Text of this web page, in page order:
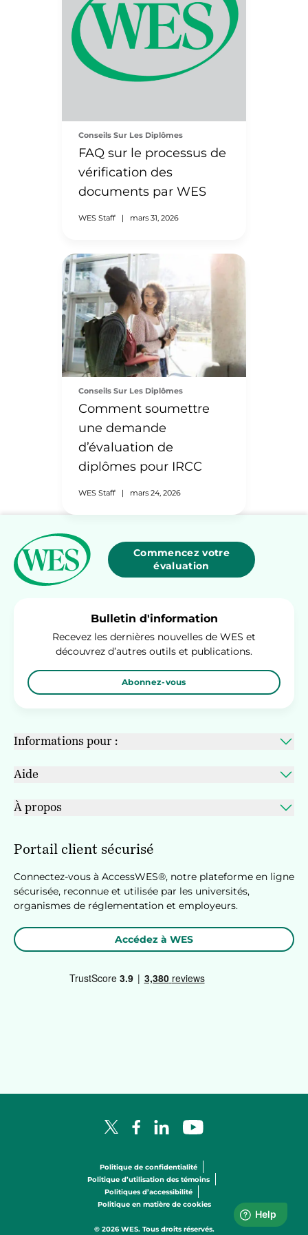
Conseils Sur Les Diplômes
FAQ sur le processus de
vérification des
documents par WES
WES Staff | mars 31, 2026
Conseils Sur Les Diplômes
Comment soumettre
une demande
d’évaluation de
diplômes pour IRCC
WES Staff | mars 24, 2026
Commencez votre
évaluation
Bulletin d'information
Recevez les dernières nouvelles de WES et
découvrez d’autres outils et publications.
Abonnez-vous
Informations pour :
Aide
À propos
Portail client sécurisé
Connectez-vous à AccessWES®, notre plateforme en ligne
sécurisée, reconnue et utilisée par les universités,
organismes de réglementation et employeurs.
Accédez à WES
X LogoFacebook Logo
LinkedIn Logo
YouTube Logo
Politique de confidentialité
Politique d’utilisation des témoins
Politiques d’accessibilité
Politique en matière de cookies
© 2026 WES. Tous droits réservés.